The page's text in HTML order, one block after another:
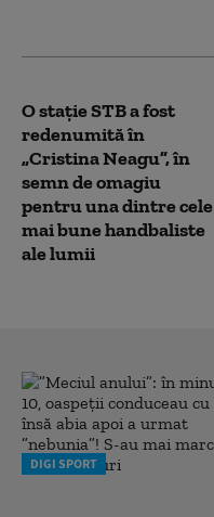
O stație STB a fost
redenumită în
„Cristina Neagu”, în
semn de omagiu
pentru una dintre cele
mai bune handbaliste
ale lumii
DIGI SPORT